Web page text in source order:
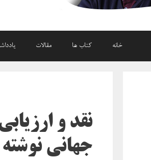
خانه کتاب ها مقالات
نقد و
جهانی